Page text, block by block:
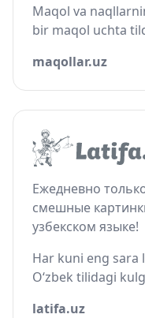
Maqol va
bir maqol uchta
maqollar.uz
Ежедневно
смешные
узбекском языке!
Har kuni eng sara
O‘zbek tilidagi
latifa.uz